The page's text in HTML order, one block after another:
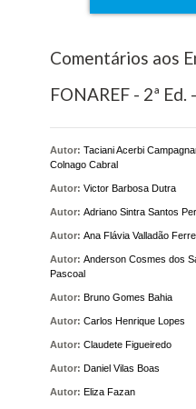
Comentários aos
FONAREF - 2ª
Autor: Taciani Acerbi
Colnago Cabral
Autor: Victor Barbosa Dutra
Autor: Adriano Sintra Santos
Autor: Ana Flávia Valladão
Autor: Anderson Cosmes dos
Pascoal
Autor: Bruno Gomes Bahia
Autor: Carlos Henrique Lopes
Autor: Claudete Figueiredo
Autor: Daniel Vilas Boas
Autor: Eliza Fazan